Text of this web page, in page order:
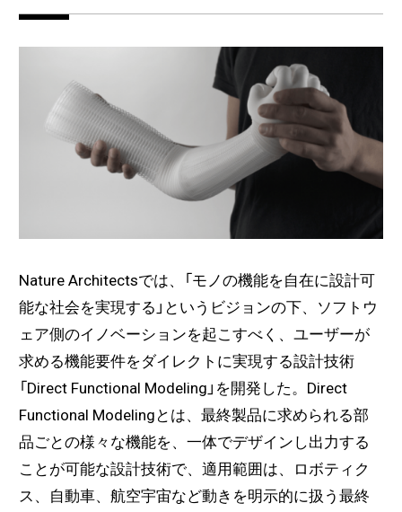
Nature Architectsでは、「モノの機能を自在に設計可
能な社会を実現する」というビジョンの下、ソフトウ
ェア側のイノベーションを起こすべく、ユーザーが
求める機能要件をダイレクトに実現する設計技術
「Direct Functional Modeling」を開発した。Direct
Functional Modelingとは、最終製品に求められる部
品ごとの様々な機能を、一体でデザインし出力する
ことが可能な設計技術で、適用範囲は、ロボティク
ス、自動車、航空宇宙など動きを明示的に扱う最終